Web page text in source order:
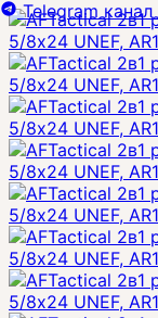
Telegram канал